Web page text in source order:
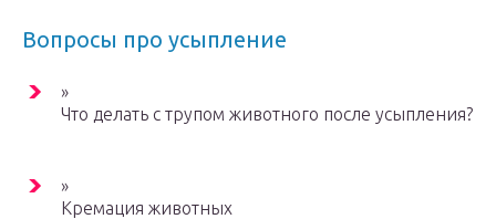
Вопросы про усыпление
»
Что делать с трупом животного после усыпления?
»
Кремация животных